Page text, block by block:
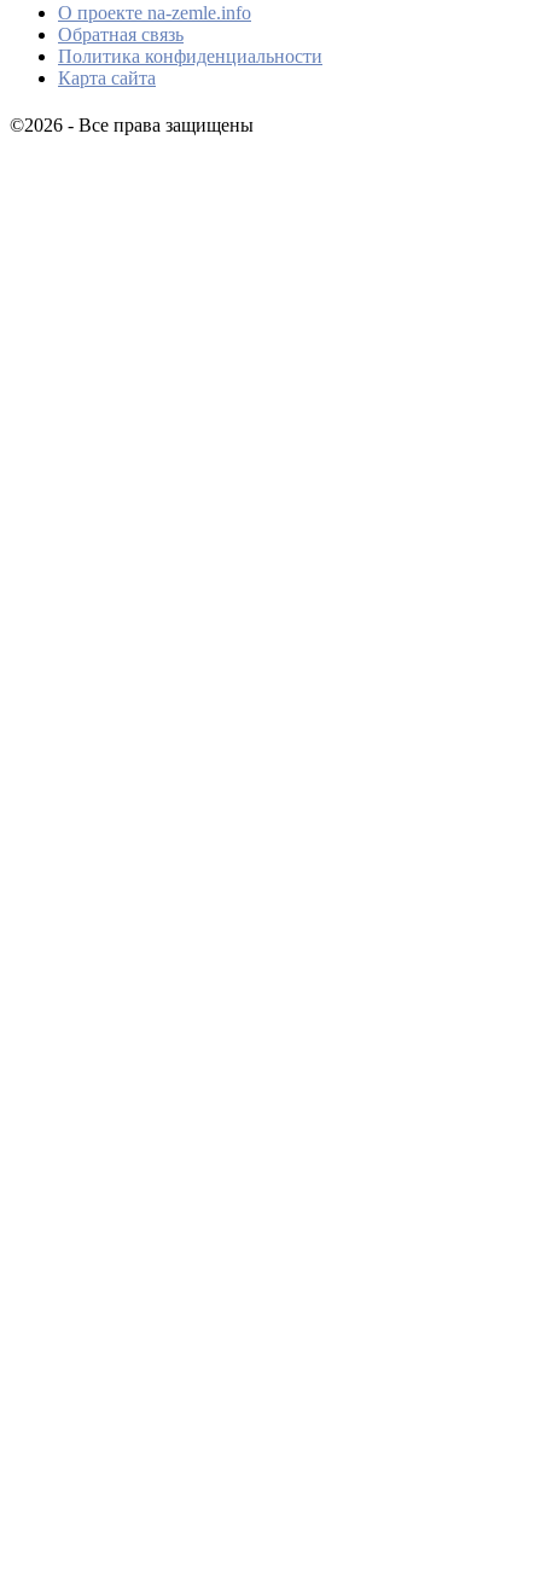
О проекте na-zemle.info
Обратная связь
Политика конфиденциальности
Карта сайта
©2026 - Все права защищены